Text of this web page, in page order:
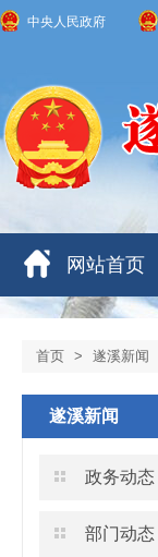
中央人民政府
网站首页
首页 > 遂溪新闻
遂溪新闻
政务动态
部门动态